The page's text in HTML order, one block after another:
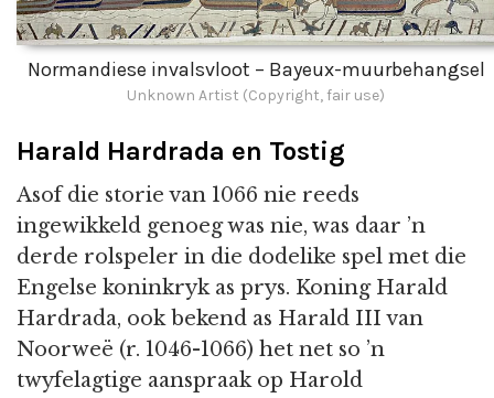
Normandiese invalsvloot – Bayeux-muurbehangsel
Unknown Artist (Copyright, fair use)
Harald Hardrada en Tostig
Asof die storie van 1066 nie reeds
ingewikkeld genoeg was nie, was daar ’n
derde rolspeler in die dodelike spel met die
Engelse koninkryk as prys. Koning Harald
Hardrada, ook bekend as Harald III van
Noorweë (r. 1046-1066) het net so ’n
twyfelagtige aanspraak op Harold